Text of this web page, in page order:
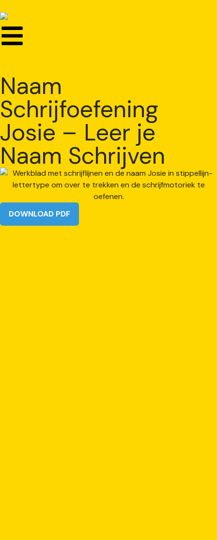
Naam
Schrijfoefening
Josie – Leer je
Naam Schrijven
DOWNLOAD PDF